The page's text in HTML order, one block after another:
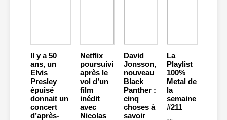
Il y a 50
ans, un
Elvis
Presley
épuisé
donnait un
concert
d’après-
Netflix
poursuivi
après le
vol d’un
film
inédit
avec
Nicolas
David
Jonsson,
nouveau
Black
Panther :
cinq
choses à
savoir
La
Playlist
100%
Metal de
la
semaine
#211